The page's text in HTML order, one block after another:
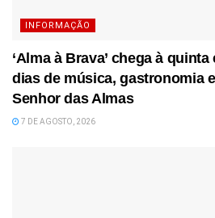
INFORMAÇÃO
‘Alma à Brava’ chega à
dias de música, gastronomia
Senhor das Almas
7 DE AGOSTO, 2026